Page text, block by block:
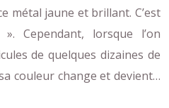
métal jaune et brillant. C’est
Cependant, lorsque l’on
de quelques dizaines de
couleur change et devient…